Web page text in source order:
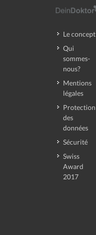
Le concept
Qui
sommes-
nous?
Mentions
légales
Protection
des
données
Sécurité
Swiss
Award
2017